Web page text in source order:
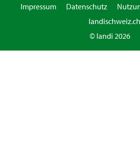
Impressum Datenschutz
landischweiz.ch
© landi 2026